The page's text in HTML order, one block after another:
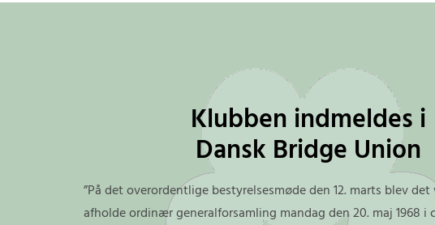
Klubben indmeldes i
Dansk Bridge Union
”På det overordentlige bestyrelsesmøde den 12. marts blev
afholde ordinær generalforsamling mandag den 20. maj 1968 i